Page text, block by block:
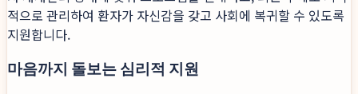
적으로 관리하여 환자가 자신감을 갖고 사회에 복귀할 수 있도록
지원합니다.
마음까지 돌보는 심리적 지원